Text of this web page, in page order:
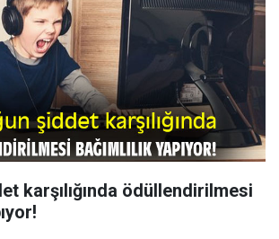
karşılığında ödüllendirilmesi